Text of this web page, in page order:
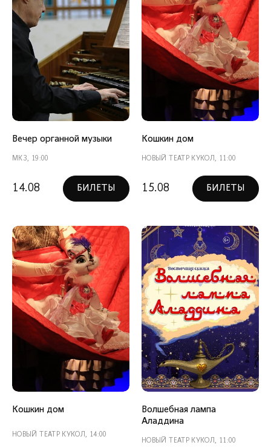
Вечер органной музыки
МКЗ, 19:00
14.08 БИЛЕТЫ
Кошкин дом
НОВЫЙ ТЕАТР КУКОЛ, 11:00
15.08 БИЛЕТЫ
Кошкин дом
НОВЫЙ ТЕАТР КУКОЛ, 14:00
Волшебная лампа
Аладдина
НОВЫЙ ТЕАТР КУКОЛ, 11:00